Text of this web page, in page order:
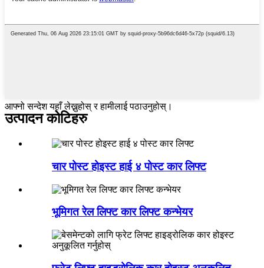
आफ्नो सन्देश यहाँ लेख्नुहोस् र हामीलाई पठाउनुहोस्।
उत्पादन कोटिहरु
चार पोस्ट होइस्ट हाई ४ पोस्ट कार लिफ्ट
भूमिगत रेल लिफ्ट कार लिफ्ट कन्भेयर